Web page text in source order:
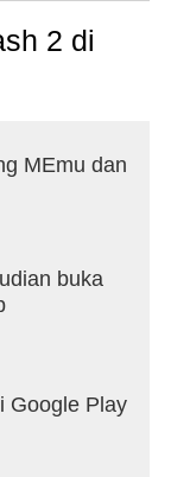
2 di
MEmu dan
buka
Google Play